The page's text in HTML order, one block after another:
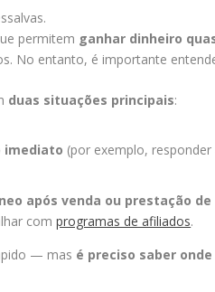
permitem ganhar dinheiro
No entanto, é importante
duas situações principais:
imediato (por exemplo,
após venda ou prestação de
comprogramas de afiliados.
— mas é preciso saber